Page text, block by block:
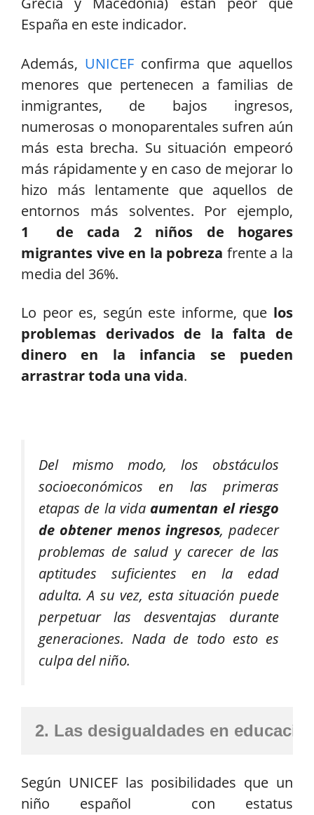
España en este indicador.
Además, UNICEF confirma que aquellos
menores que pertenecen a familias de
inmigrantes, de bajos ingresos,
numerosas o monoparentales sufren aún
más esta brecha. Su situación empeoró
más rápidamente y en caso de mejorar lo
hizo más lentamente que aquellos de
entornos más solventes. Por ejemplo,
1 de cada 2 niños de hogares
migrantes vive en la pobreza frente a la
media del 36%.
Lo peor es, según este informe, que los
problemas derivados de la falta de
dinero en la infancia se pueden
arrastrar toda una vida.
Del mismo modo, los obstáculos
socioeconómicos en las primeras
etapas de la vida aumentan el riesgo
de obtener menos ingresos, padecer
problemas de salud y carecer de las
aptitudes suficientes en la edad
adulta. A su vez, esta situación puede
perpetuar las desventajas durante
generaciones. Nada de todo esto es
culpa del niño.
2. Las desigualdades en
Según UNICEF las posibilidades que un
niño español con estatus